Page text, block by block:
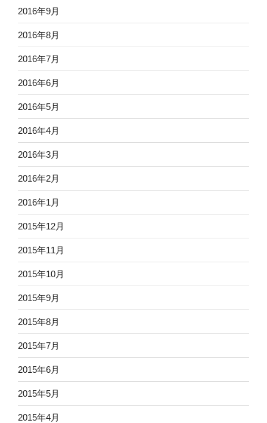
2016年9月
2016年8月
2016年7月
2016年6月
2016年5月
2016年4月
2016年3月
2016年2月
2016年1月
2015年12月
2015年11月
2015年10月
2015年9月
2015年8月
2015年7月
2015年6月
2015年5月
2015年4月